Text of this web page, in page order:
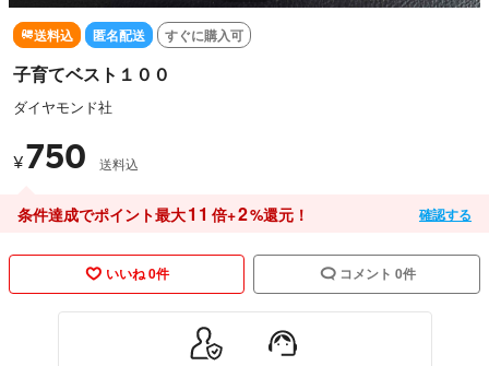
送料込 匿名配送 すぐに購入可
子育てベスト１００
ダイヤモンド社
¥750 送料込
条件達成でポイント最大11 倍+2%還元！ 確認する
いいね 0件 コメント 0件